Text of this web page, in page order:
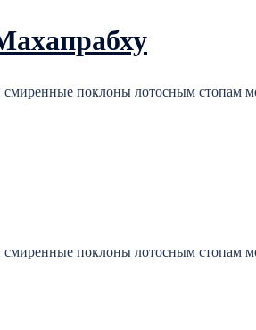
поклоны лотосным стопам
поклоны лотосным стопам